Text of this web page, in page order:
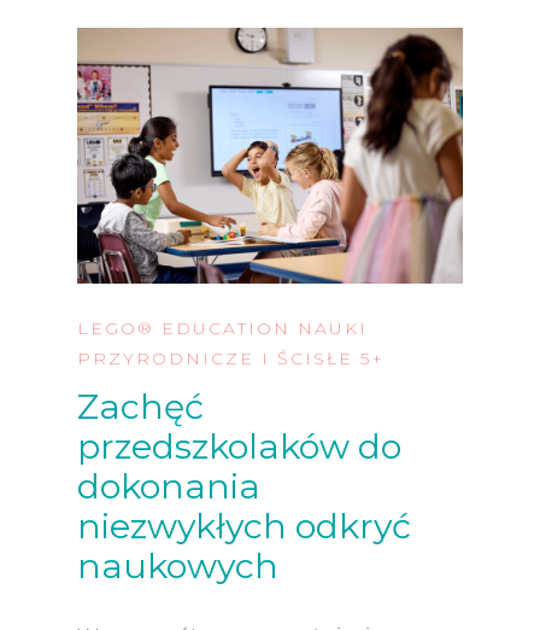
LEGO® EDUCATION NAUKI
PRZYRODNICZE I ŚCISŁE 5+
Zachęć
przedszkolaków do
dokonania
niezwykłych odkryć
naukowych